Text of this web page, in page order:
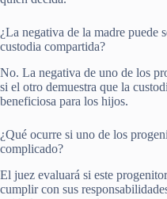
¿La negativa de la madre puede
custodia compartida?
No. La negativa de uno de los
si el otro demuestra que la
beneficiosa para los hijos.
¿Qué ocurre si uno de los
complicado?
El juez evaluará si este
cumplir con sus